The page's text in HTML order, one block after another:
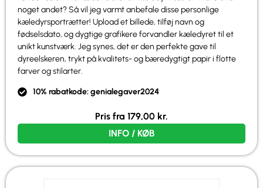
noget andet? Så vil jeg varmt anbefale disse personlige
kæledyrsportrætter! Upload et billede, tilføj navn og
fødselsdato, og dygtige grafikere forvandler kæledyret til et
unikt kunstværk. Jeg synes, det er den perfekte gave til
dyreelskeren, trykt på kvalitets- og bæredygtigt papir i flotte
farver og stilarter.
10% rabatkode: genialegaver2024
Pris fra 179,00 kr.
INFO / KØB